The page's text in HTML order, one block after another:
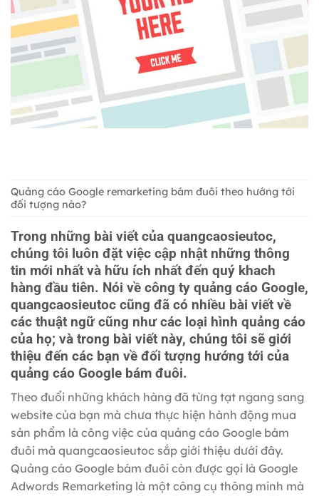
Quảng cáo Google remarketing bám đuôi theo hướng tới
đối tượng nào?
Trong những bài viết của quangcaosieutoc,
chúng tôi luôn đặt việc cập nhật những thông
tin mới nhất và hữu ích nhất đến quý khach
hàng đầu tiên. Nói về công ty quảng cáo Google,
quangcaosieutoc cũng đã có nhiều bài viết về
các thuật ngữ cũng như các loại hình quảng cáo
của họ; và trong bài viết này, chúng tôi sẽ giới
thiệu đến các bạn về đối tượng hướng tới của
quảng cáo Google bám đuôi.
Theo đuổi những khách hàng đã từng tạt ngang sang
website của bạn mà chưa thực hiện hành động mua
sản phẩm là công việc của quảng cáo Google bám
đuôi mà quangcaosieutoc sắp giới thiệu dưới đây.
Quảng cáo Google bám đuôi còn được gọi là Google
Adwords Remarketing là một công cụ thông minh mà